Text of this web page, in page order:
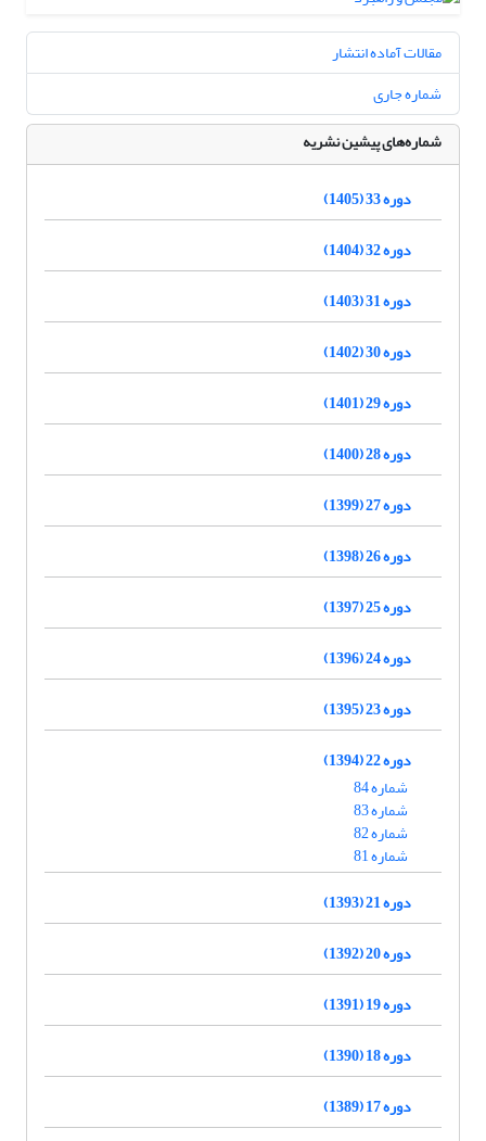
مقالات آماده انتشار
شماره جاری
شماره‌های پیشین نشریه
دوره 33 (1405)
دوره 32 (1404)
دوره 31 (1403)
دوره 30 (1402)
دوره 29 (1401)
دوره 28 (1400)
دوره 27 (1399)
دوره 26 (1398)
دوره 25 (1397)
دوره 24 (1396)
دوره 23 (1395)
دوره 22 (1394)
شماره 84
شماره 83
شماره 82
شماره 81
دوره 21 (1393)
دوره 20 (1392)
دوره 19 (1391)
دوره 18 (1390)
دوره 17 (1389)